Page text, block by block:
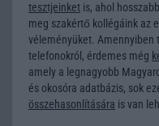
tesztjeinket is, ahol
meg szakértő kollégáink az
véleményüket. Amennyiben
telefonokról, érdemes még
amely a legnagyobb
és okosóra adatbázis, sok
összehasonlítására is van